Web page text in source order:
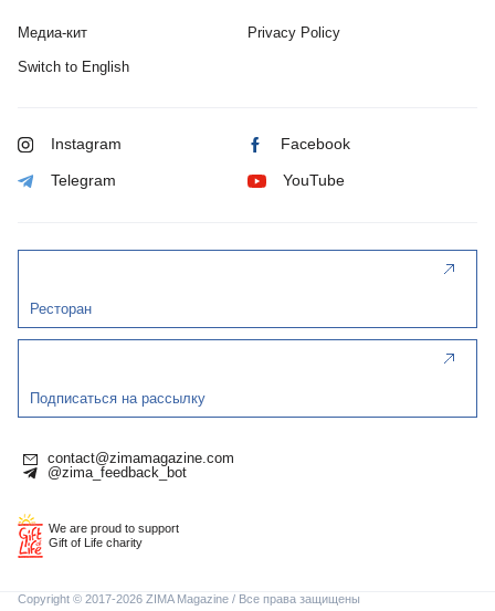
Медиа-кит Privacy Policy
Switch to English
Instagram Facebook
Telegram YouTube
Ресторан
Подписаться на рассылку
contact@zimamagazine.com
@zima_feedback_bot
We are proud to support
Gift of Life charity
Copyright © 2017-2026 ZIMA Magazine / Все права защищены